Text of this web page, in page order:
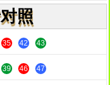
照
35 42 43
39 46 47